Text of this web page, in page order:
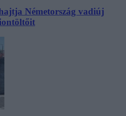
Németország vadiúj